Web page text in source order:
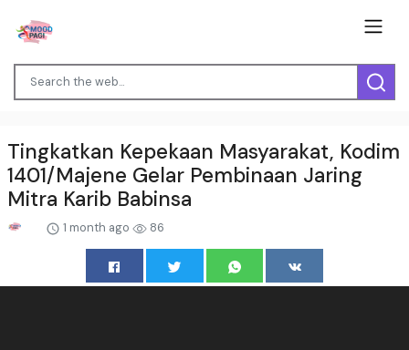
Tingkatkan Kepekaan Masyarakat, Kodim
1401/Majene Gelar Pembinaan Jaring
Mitra Karib Babinsa
1 month ago 86